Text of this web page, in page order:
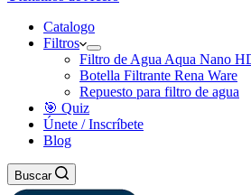
Catalogo
Filtros
Filtro de Agua Aqua Nano
Botella Filtrante Rena Ware
Repuesto para filtro de agua
🎯 Quiz
Únete / Inscríbete
Blog
Buscar